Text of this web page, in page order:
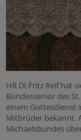
HR DI Fritz Reif hat
Bundessenior des
einem Gottesdienst
Mitbrüder bekannt.
Michaelsbundes